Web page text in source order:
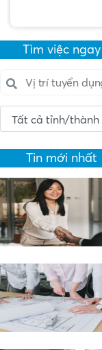
Tìm việc ngay
Tin mới nhất